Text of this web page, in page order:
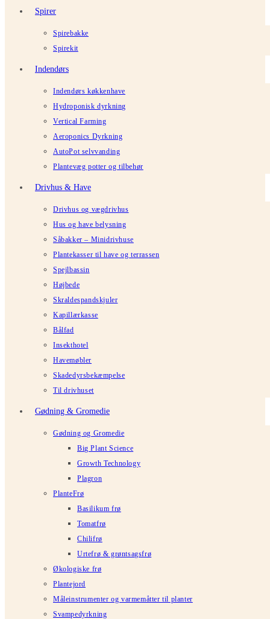
Spirer
Spirebakke
Spirekit
Indendørs
Indendørs køkkenhave
Hydroponisk dyrkning
Vertical Farming
Aeroponics Dyrkning
AutoPot selvvanding
Plantevæg potter og tilbehør
Drivhus & Have
Drivhus og vægdrivhus
Hus og have belysning
Såbakker – Minidrivhuse
Plantekasser til have og terrassen
Spejlbassin
Højbede
Skraldespandskjuler
Kapillærkasse
Bålfad
Insekthotel
Havemøbler
Skadedyrsbekæmpelse
Til drivhuset
Gødning & Gromedie
Gødning og Gromedie
Big Plant Science
Growth Technology
Plagron
PlanteFrø
Basilikum frø
Tomatfrø
Chilifrø
Urtefrø & grøntsagsfrø
Økologiske frø
Plantejord
Måleinstrumenter og varmemåtter til planter
Svampedyrkning